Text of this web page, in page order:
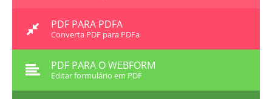
PDF PARA PDFA
Converta PDF para PDFa
PDF PARA O WEBFORM
Editar formulário em PDF